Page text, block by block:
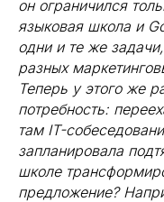
он ограничился
языковая школа и
одни и те же
разных
Теперь у этого же
потребность:
там IT-
запланировала
школе
предложение?